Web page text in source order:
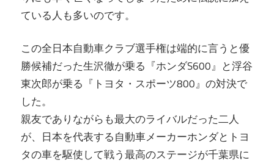
る
イ
ト
ている人も多いのです。
この全日本自動車クラブ選手権は端的に言うと優
勝候補だった生沢徹が乗る『ホンダS600』と浮谷
東次郎が乗る『トヨタ・スポーツ800』の対決で
した。
親友でありながらも最大のライバルだった二人
が、日本を代表する自動車メーカーホンダとトヨ
タの車を駆使して戦う最高のステージが千葉県に